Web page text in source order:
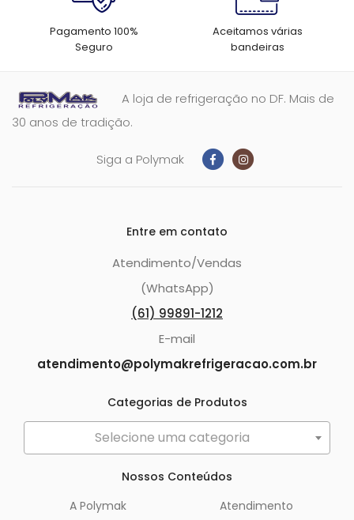
Pagamento 100%
Seguro
Aceitamos várias
bandeiras
A loja de refrigeração no DF. Mais de
30 anos de tradição.
Siga a Polymak
Entre em contato
Atendimento/Vendas
(WhatsApp)
(61) 99891-1212
E-mail
atendimento@polymakrefrigeracao.com.br
Categorias de Produtos
Selecione uma categoria
Nossos Conteúdos
A Polymak
Atendimento